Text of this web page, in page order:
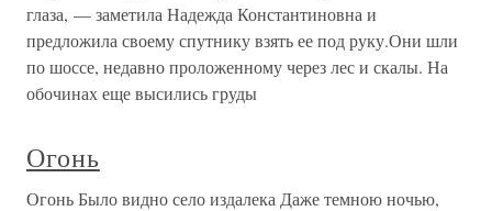
глаза, — заметила Надежда Константиновна и
предложила своему спутнику взять ее под руку.Они шли
по шоссе, недавно проложенному через лес и скалы. На
обочинах еще высились груды
Огонь
Огонь Было видно село издалека Даже темною ночью,